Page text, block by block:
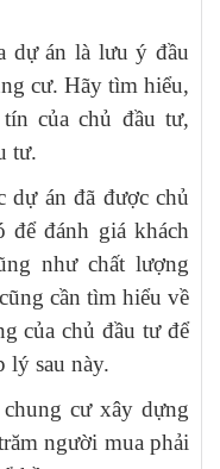
dự án là lưu ý đầu
cư. Hãy tìm hiểu,
của chủ đầu tư,
tư.
dự án đã được chủ
đánh giá khách
như chất lượng
cần tìm hiểu về
của chủ đầu tư để
lý sau này.
cư xây dựng
người mua phải